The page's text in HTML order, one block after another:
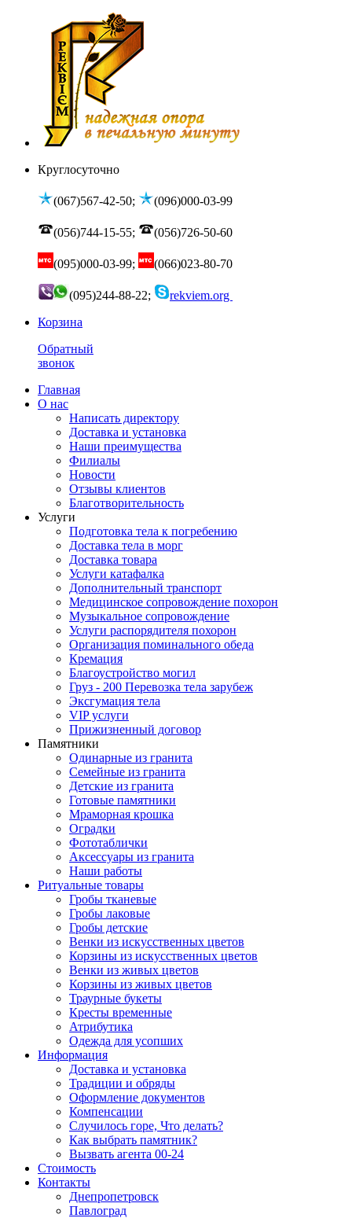
Круглосуточно
(067)567-42-50; (096)000-03-99
(056)744-15-55; (056)726-50-60
(095)000-03-99; (066)023-80-70
(095)244-88-22;
rekviem.org
Корзина
Обратный
звонок
Главная
О нас
Написать директору
Доставка и установка
Наши преимущества
Филиалы
Новости
Отзывы клиентов
Благотворительность
Услуги
Подготовка тела к погребению
Доставка тела в морг
Доставка товара
Услуги катафалка
Дополнительный транспорт
Медицинское сопровождение похорон
Музыкальное сопровождение
Услуги распорядителя похорон
Организация поминального обеда
Кремация
Благоустройство могил
Груз - 200 Перевозка тела зарубеж
Эксгумация тела
VIP услуги
Прижизненный договор
Памятники
Одинарные из гранита
Семейные из гранита
Детские из гранита
Готовые памятники
Мраморная крошка
Оградки
Фототаблички
Аксессуары из гранита
Наши работы
Ритуальные товары
Гробы тканевые
Гробы лаковые
Гробы детские
Венки из искусственных цветов
Корзины из искусственных цветов
Венки из живых цветов
Корзины из живых цветов
Траурные букеты
Кресты временные
Атрибутика
Одежда для усопших
Информация
Доставка и установка
Традиции и обряды
Оформление документов
Компенсации
Случилось горе, Что делать?
Как выбрать памятник?
Вызвать агента 00-24
Стоимость
Контакты
Днепропетровск
Павлоград